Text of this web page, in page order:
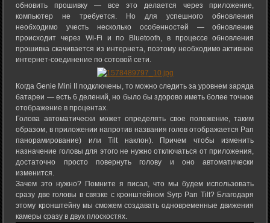
обновить прошивку — все это делается через приложение,
компьютер не требуется. Но для успешного обновления
необходимо учесть несколько особенностей — обновление
происходит через Wi-Fi и по Bluetooth, в процессе обновления
прошивка скачивается из интернета, поэтому необходимо активное
интернет-соединение по сотовой сети.
Когда Genie Mini II подключены, то можно следить за уровнем заряда
батареи — есть 6 делений, но было бы здорово иметь более точное
отображение в процентах.
Голова автоматически может определять свое положение, таким
образом, в приложении напротив названия голов отображается Pan
панорамирование) или Tilt наклон). Причем чтобы изменить
назначение головы для этого не нужно отключаться от приложения,
достаточно просто повернуть голову и оно автоматически
изменится.
Зачем это нужно? Помните я писал, что мы будем использовать
сразу две головы в связке с кронштейном Syrp Pan Tilt? Благодаря
этому кронштейну мы сможем создавать одновременные движения
камеры сразу в двух плоскостях.